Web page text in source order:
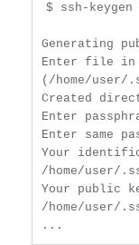
$ ssh-
Generating
Enter file in
(/home/user/
Created
Enter
Enter same
Your
/home/user/
Your public
/home/user/
...